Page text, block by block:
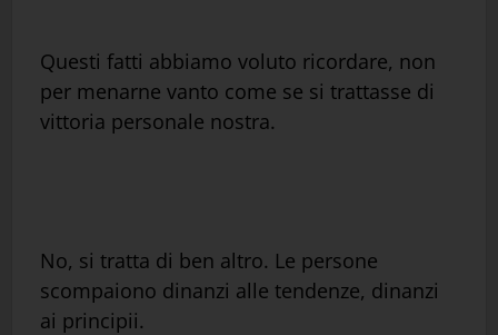
Questi fatti abbiamo voluto ricordare, non
per menarne vanto come se si trattasse di
vittoria personale nostra.
No, si tratta di ben altro. Le persone
scompaiono dinanzi alle tendenze, dinanzi
ai principii.